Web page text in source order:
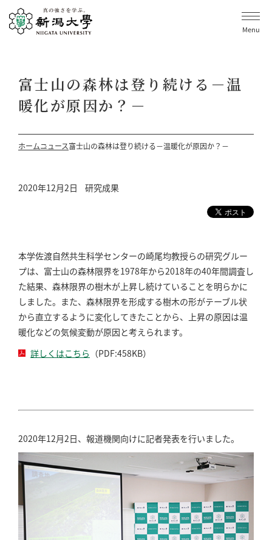
Menu
富士山の森林は登り続ける－温
暖化が原因か？－
ホームニュース富士山の森林は登り続ける－温暖化が原因か？－
2020年12月2日 研究成果
本学佐渡自然共生科学センターの崎尾均教授らの研究グルー
プは、富士山の森林限界を1978年から2018年の40年間調査し
た結果、森林限界の樹木が上昇し続けていることを明らかに
しました。また、森林限界を形成する樹木の形がテーブル状
から直立するように変化してきたことから、上昇の原因は温
暖化などの気候変動が原因と考えられます。
詳しくはこちら （PDF:458KB）
2020年12月2日、報道機関向けに記者発表を行いました。